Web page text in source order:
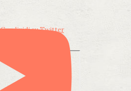
Condividi su Twitter